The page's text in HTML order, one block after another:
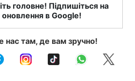
головне! Підпишіться на
оновлення в Google!
нас там, де вам зручно!